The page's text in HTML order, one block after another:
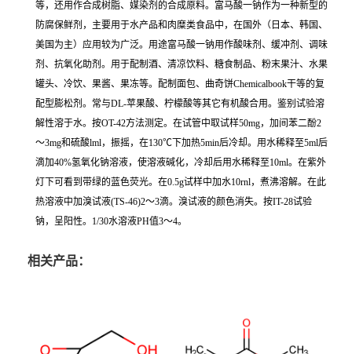
等，还用作合成树脂、媒染剂的合成原料。富马酸一钠作为一种新型的
防腐保鲜剂，主要用于水产品和肉糜类食品中，在国外（日本、韩国、
美国为主）应用较为广泛。用途富马酸一钠用作酸味剂、缓冲剂、调味
剂、抗氧化助剂。用于配制酒、清凉饮料、糖食制品、粉末果汁、水果
罐头、冷饮、果酱、果冻等。配制面包、曲奇饼Chemicalbook干等的复
配型膨松剂。常与DL-苹果酸、柠檬酸等其它有机酸合用。鉴别试验溶
解性溶于水。按OT-42方法测定。在试管中取试样50mg，加间苯二酚2
～3mg和硫酸lml，振摇，在130℃下加热5min后冷却。用水稀释至5ml后
滴加40%氢氧化钠溶液，使溶液碱化，冷却后用水稀释至10ml。在紫外
灯下可看到带绿的蓝色荧光。在0.5g试样中加水10rnl，煮沸溶解。在此
热溶液中加溴试液(TS-46)2～3滴。溴试液的颜色消失。按IT-28试验
钠，呈阳性。1/30水溶液PH值3～4。
相关产品：